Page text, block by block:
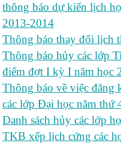
thông báo dự kiến lịch
2013-2014
Thông báo thay đổi lịch
Thông báo hủy các lớp
điểm đợt I kỳ I năm học
Thông báo về việc đăng
các lớp Đại học năm thứ
Danh sách hủy các lớp
TKB xếp lịch cứng các